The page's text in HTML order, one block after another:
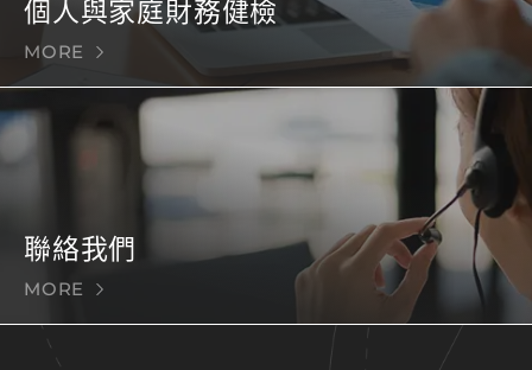
個人與家庭財務健檢
MORE
聯絡我們
MORE